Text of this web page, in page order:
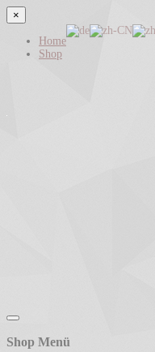
×
Home
Shop
Shop Menü